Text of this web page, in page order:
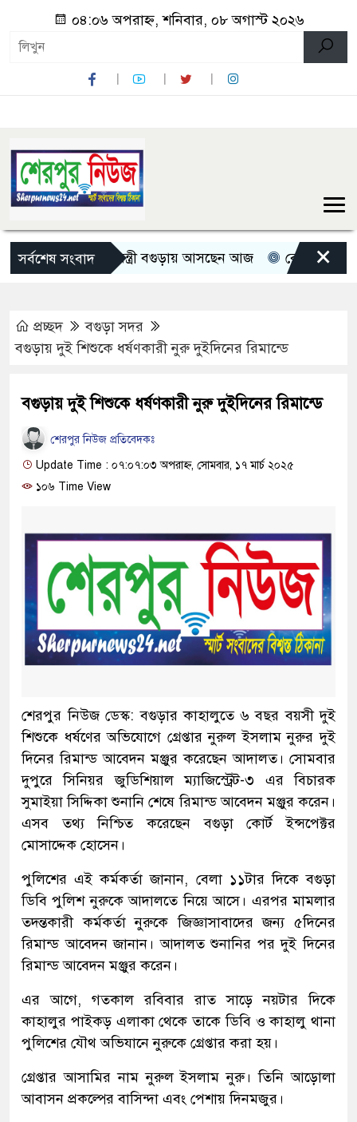
০৪:০৬ অপরাহ্ন, শনিবার, ০৮ অগাস্ট ২০২৬
সর্বশেষ সংবাদ
মন্ত্রী-প্রতিমন্ত্রী বগুড়ায় আসছেন আজ রোমান্টিক বার্তা
×
প্রচ্ছদ
বগুড়া সদর
বগুড়ায় দুই শিশুকে ধর্ষণকারী নুরু দুইদিনের রিমান্ডে
বগুড়ায় দুই শিশুকে ধর্ষণকারী নুরু দুইদিনের রিমান্ডে
শেরপুর নিউজ প্রতিবেদকঃ
Update Time : ০৭:০৭:০৩ অপরাহ্ন, সোমবার, ১৭ মার্চ ২০২৫
১০৬ Time View
শেরপুর নিউজ ডেস্ক: বগুড়ার কাহালুতে ৬ বছর বয়সী দুই
শিশুকে ধর্ষণের অভিযোগে গ্রেপ্তার নুরুল ইসলাম নুরুর দুই
দিনের রিমান্ড আবেদন মঞ্জুর করেছেন আদালত। সোমবার
দুপুরে সিনিয়র জুডিশিয়াল ম্যাজিস্ট্রেট-৩ এর বিচারক
সুমাইয়া সিদ্দিকা শুনানি শেষে রিমান্ড আবেদন মঞ্জুর করেন।
এসব তথ্য নিশ্চিত করেছেন বগুড়া কোর্ট ইন্সপেক্টর
মোসাদ্দেক হোসেন।
পুলিশের এই কর্মকর্তা জানান, বেলা ১১টার দিকে বগুড়া
ডিবি পুলিশ নুরুকে আদালতে নিয়ে আসে। এরপর মামলার
তদন্তকারী কর্মকর্তা নুরুকে জিজ্ঞাসাবাদের জন্য ৫দিনের
রিমান্ড আবেদন জানান। আদালত শুনানির পর দুই দিনের
রিমান্ড আবেদন মঞ্জুর করেন।
এর আগে, গতকাল রবিবার রাত সাড়ে নয়টার দিকে
কাহালুর পাইকড় এলাকা থেকে তাকে ডিবি ও কাহালু থানা
পুলিশের যৌথ অভিযানে নুরুকে গ্রেপ্তার করা হয়।
গ্রেপ্তার আসামির নাম নুরুল ইসলাম নুরু। তিনি আড়োলা
আবাসন প্রকল্পের বাসিন্দা এবং পেশায় দিনমজুর।